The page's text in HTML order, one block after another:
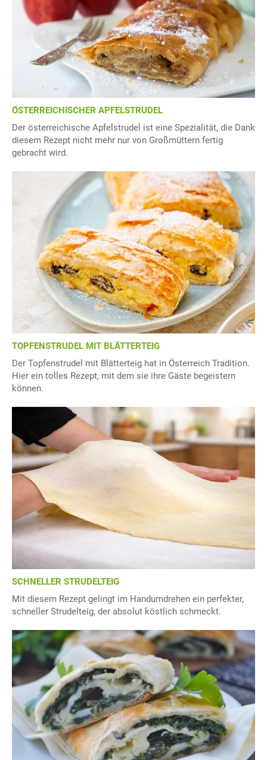
ÖSTERREICHISCHER APFELSTRUDEL
Der österreichische Apfelstrudel ist eine Spezialität, die Dank
diesem Rezept nicht mehr nur von Großmüttern fertig
gebracht wird.
TOPFENSTRUDEL MIT BLÄTTERTEIG
Der Topfenstrudel mit Blätterteig hat in Österreich Tradition.
Hier ein tolles Rezept, mit dem sie ihre Gäste begeistern
können.
SCHNELLER STRUDELTEIG
Mit diesem Rezept gelingt im Handumdrehen ein perfekter,
schneller Strudelteig, der absolut köstlich schmeckt.